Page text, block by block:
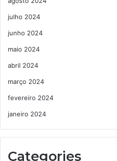
julho 2024
junho 2024
maio 2024
abril 2024
março 2024
fevereiro 2024
janeiro 2024
Categories